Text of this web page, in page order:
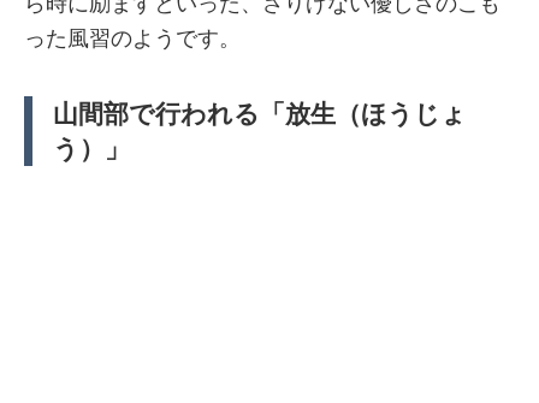
った風習のようです。
山間部で行われる「放生（ほうじょ
う）」